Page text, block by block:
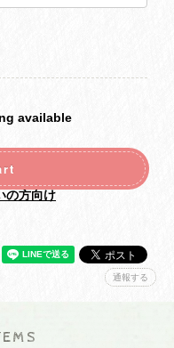
available
の方向け
通報する